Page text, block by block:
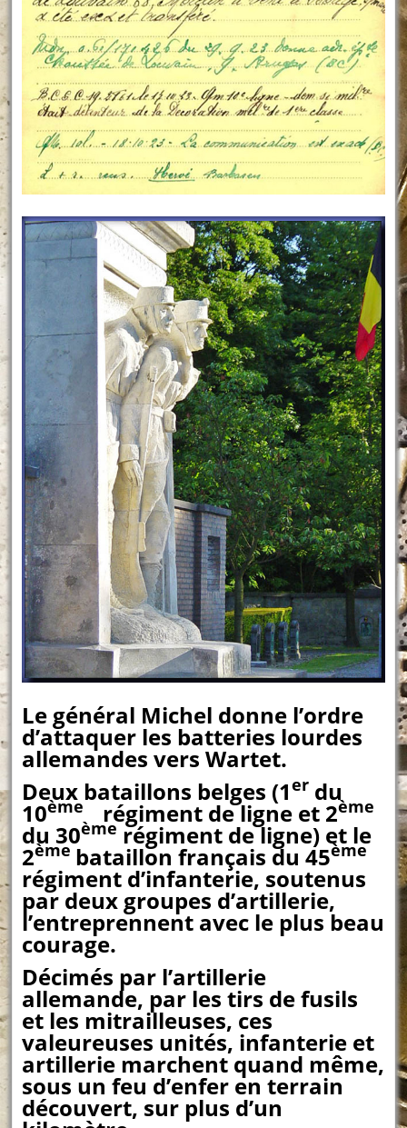
Le général Michel donne l’ordre
d’attaquer les batteries lourdes
allemandes vers Wartet.
Deux bataillons belges (1er du
10ème régiment de ligne et 2ème
du 30ème régiment de ligne) et le
2èmebataillon français du 45ème
régiment d’infanterie, soutenus
par deux groupes d’artillerie,
l’entreprennent avec le plus beau
courage.
Décimés par l’artillerie
allemande, par les tirs de fusils
et les mitrailleuses, ces
valeureuses unités, infanterie et
artillerie marchent quand même,
sous un feu d’enfer en terrain
découvert, sur plus d’un